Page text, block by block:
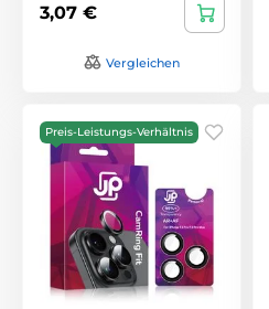
3,07 €
Vergleichen
Preis-Leistungs-Verhältnis